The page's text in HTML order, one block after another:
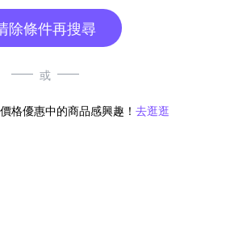
除條件再搜尋
或
格優惠中的商品感興趣！ 去逛逛